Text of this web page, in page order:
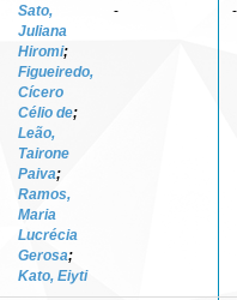
Sato,
Juliana
Hiromi;
Figueiredo,
Cícero
Célio de;
Leão,
Tairone
Paiva;
Ramos,
Maria
Lucrécia
Gerosa;
Kato, Eiyti
- -